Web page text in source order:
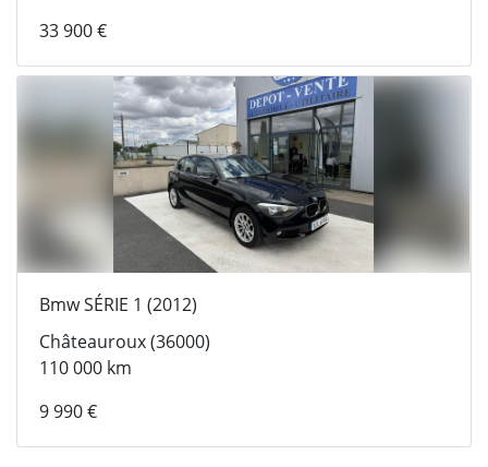
33 900 €
Bmw SÉRIE 1 (2012)
Châteauroux (36000)
110 000 km
9 990 €